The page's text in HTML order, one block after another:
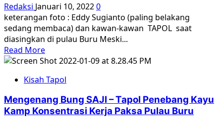
Manusia:
Kompilasi
Kisah
Hidup
260
Korban
dan
Penyintas
’65
Redaksi Januari 10, 20220
keterangan foto : Eddy Sugianto (paling belakang
sedang membaca) dan kawan-kawan TAPOL saat
diasingkan di pulau Buru Meski...
Read MoreRead
more
Kisah
Sugianto
:
Kisah Tapol
Mengenang Bung SAJI – Tapol Penebang Kayu
Kamp Konsentrasi Kerja Paksa Pulau Buru